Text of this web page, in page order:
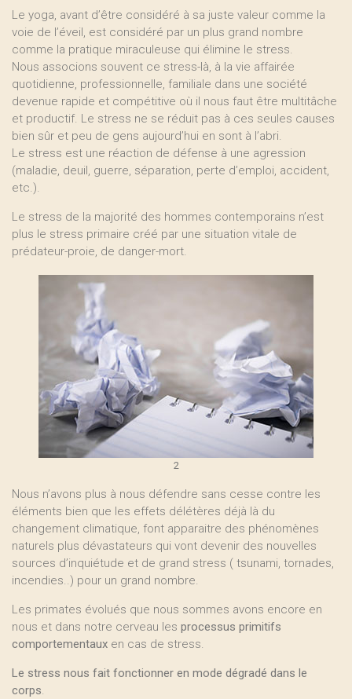
Le yoga, avant d’être considéré à sa juste valeur comme la
voie de l’éveil, est considéré par un plus grand nombre
comme la pratique miraculeuse qui élimine le stress.
Nous associons souvent ce stress-là, à la vie affairée
quotidienne, professionnelle, familiale dans une société
devenue rapide et compétitive où il nous faut être multitâche
et productif. Le stress ne se réduit pas à ces seules causes
bien sûr et peu de gens aujourd’hui en sont à l’abri.
Le stress est une réaction de défense à une agression
(maladie, deuil, guerre, séparation, perte d’emploi, accident,
etc.).
Le stress de la majorité des hommes contemporains n’est
plus le stress primaire créé par une situation vitale de
prédateur-proie, de danger-mort.
2
Nous n’avons plus à nous défendre sans cesse contre les
éléments bien que les effets délétères déjà là du
changement climatique, font apparaitre des phénomènes
naturels plus dévastateurs qui vont devenir des nouvelles
sources d’inquiétude et de grand stress ( tsunami, tornades,
incendies..) pour un grand nombre.
Les primates évolués que nous sommes avons encore en
nous et dans notre cerveau les processus primitifs
comportementaux en cas de stress.
Le stress nous fait fonctionner en mode dégradé dans le
corps.